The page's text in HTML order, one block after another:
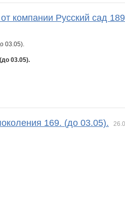
компании Русский сад
03.05).
169. (до 03.05).